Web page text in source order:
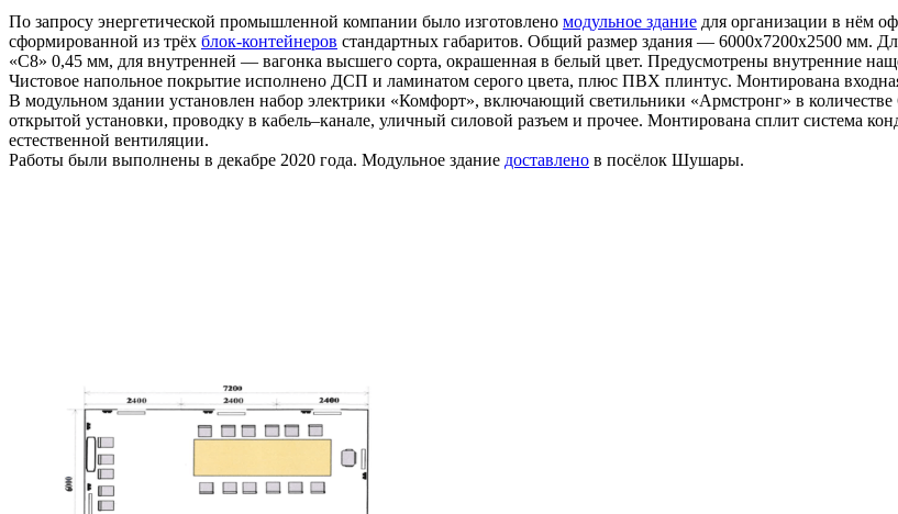
По запросу энергетической промышленной компании было изготовлено модульное здание для организации в нём
сформированной из трёх блок-контейнеров стандартных габаритов. Общий размер здания — 6000х7200х2500 мм.
«С8» 0,45 мм, для внутренней — вагонка высшего сорта, окрашенная в белый цвет. Предусмотрены внутренние
Чистовое напольное покрытие исполнено ДСП и ламинатом серого цвета, плюс ПВХ плинтус. Монтирована
В модульном здании установлен набор электрики «Комфорт», включающий светильники «Армстронг» в
открытой установки, проводку в кабель–канале, уличный силовой разъем и прочее. Монтирована сплит система
естественной вентиляции.
Работы были выполнены в декабре 2020 года. Модульное здание доставлено в посёлок Шушары.